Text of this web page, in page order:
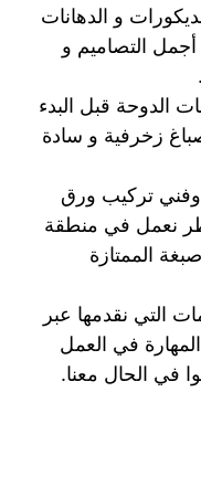
و الدهانات
أجمل التصاميم و
الدوحة قبل البدء
زخرفية و سادة
تركيب ورق
نعمل في منطقة
الممتازة
التي نقدمها عبر
في العمل
في الحال معنا.